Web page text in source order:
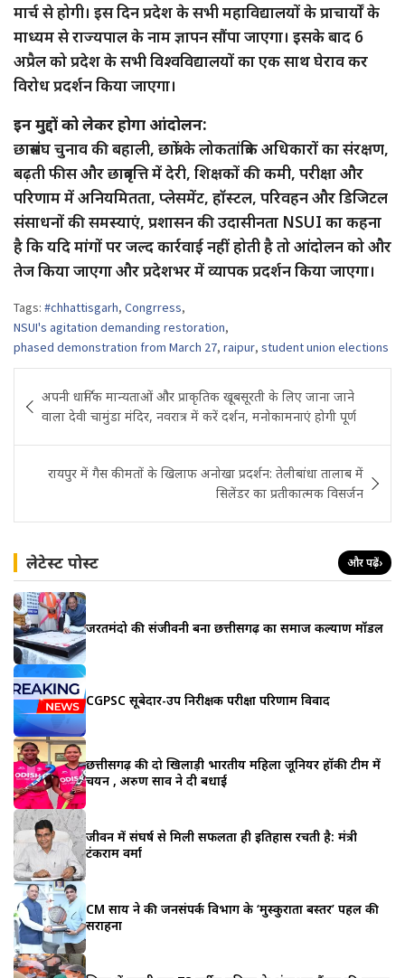
मार्च से होगी। इस दिन प्रदेश के सभी महाविद्यालयों के प्राचार्यों के
माध्यम से राज्यपाल के नाम ज्ञापन सौंपा जाएगा। इसके बाद 6
अप्रैल को प्रदेश के सभी विश्वविद्यालयों का एक साथ घेराव कर
विरोध प्रदर्शन किया जाएगा।
इन मुद्दों को लेकर होगा आंदोलन:
छात्रसंघ चुनाव की बहाली, छात्रों के लोकतांत्रिक अधिकारों का संरक्षण,
बढ़ती फीस और छात्रवृत्ति में देरी, शिक्षकों की कमी, परीक्षा और
परिणाम में अनियमितता, प्लेसमेंट, हॉस्टल, परिवहन और डिजिटल
संसाधनों की समस्याएं, प्रशासन की उदासीनता NSUI का कहना
है कि यदि मांगों पर जल्द कार्रवाई नहीं होती है तो आंदोलन को और
तेज किया जाएगा और प्रदेशभर में व्यापक प्रदर्शन किया जाएगा।
Tags: #chhattisgarh, Congrress,
NSUI's agitation demanding restoration,
phased demonstration from March 27, raipur, student union elections
navigation
अपनी धार्मिक मान्यताओं और प्राकृतिक खूबसूरती के लिए जाना जाने
वाला देवी चामुंडा मंदिर, नवरात्र में करें दर्शन, मनोकामनाएं होगी पूर्ण
रायपुर में गैस कीमतों के खिलाफ अनोखा प्रदर्शन: तेलीबांधा तालाब में
सिलेंडर का प्रतीकात्मक विसर्जन
लेटेस्ट पोस्ट और पढ़ें›
जरूरतमंदो की संजीवनी बना छत्तीसगढ़ का समाज कल्याण मॉडल
CGPSC सूबेदार-उप निरीक्षक परीक्षा परिणाम विवाद
छत्तीसगढ़ की दो खिलाड़ी भारतीय महिला जूनियर हॉकी टीम में
चयन , अरुण साव ने दी बधाई
जीवन में संघर्ष से मिली सफलता ही इतिहास रचती है: मंत्री
टंकराम वर्मा
CM साय ने की जनसंपर्क विभाग के ‘मुस्कुराता बस्तर’ पहल की
सराहना